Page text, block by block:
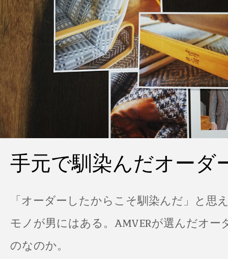
手元で馴染んだオーダ
「オーダーしたからこそ馴染んだ」と思
モノが男にはある。AMVERが選んだオー
のなのか。